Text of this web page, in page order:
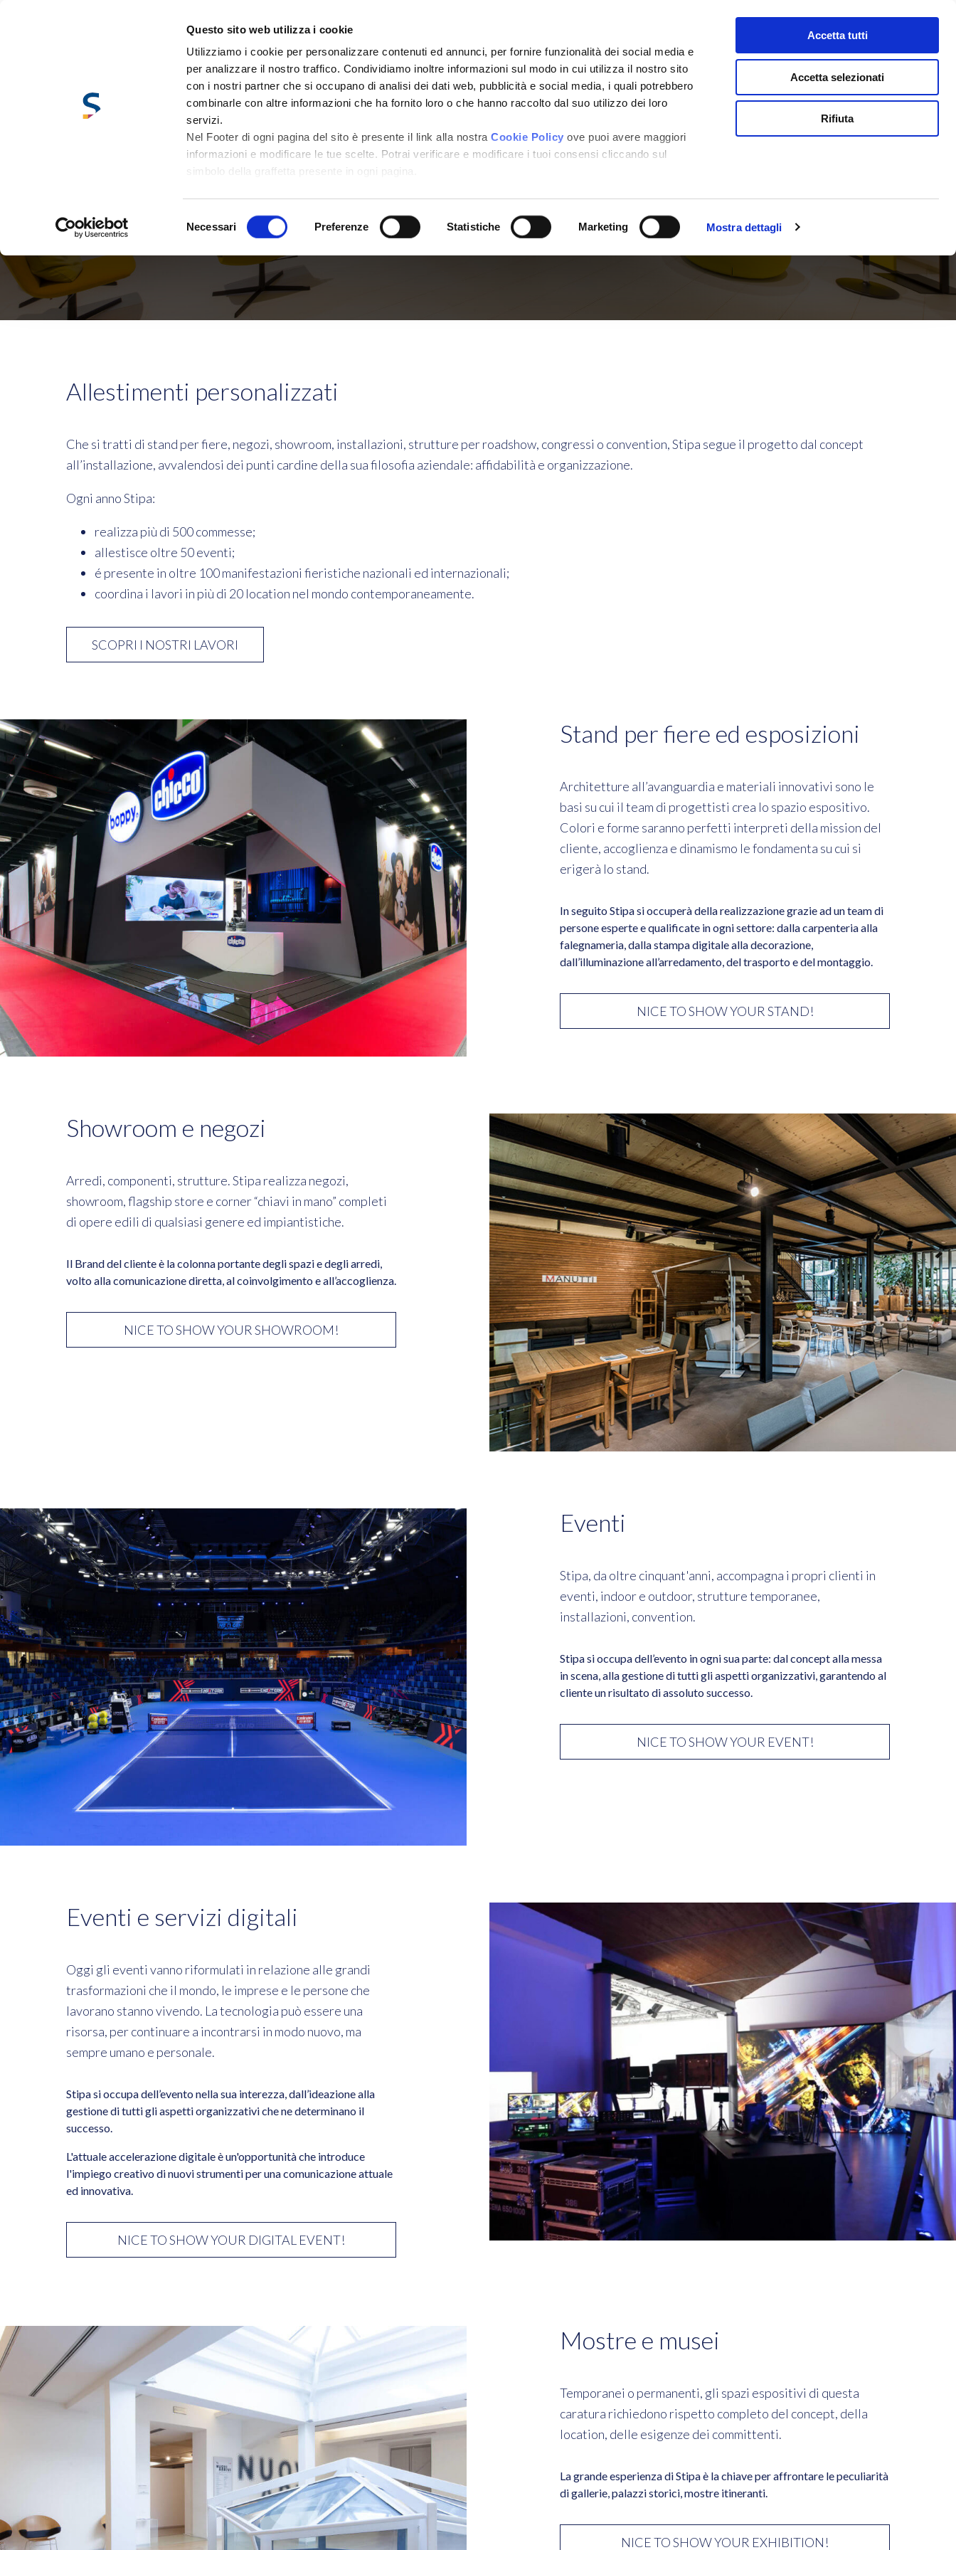
Questo sito web utilizza i cookie
Utilizziamo i cookie per personalizzare contenuti ed annunci, per fornire funzionalità dei social media e
per analizzare il nostro traffico. Condividiamo inoltre informazioni sul modo in cui utilizza il nostro sito
con i nostri partner che si occupano di analisi dei dati web, pubblicità e social media, i quali potrebbero
combinarle con altre informazioni che ha fornito loro o che hanno raccolto dal suo utilizzo dei loro
servizi.
Nel Footer di ogni pagina del sito è presente il link alla nostraCookie Policyove puoi avere maggiori
informazioni e modificare le tue scelte. Potrai verificare e modificare i tuoi consensi cliccando sul
simbolo della graffetta presente in ogni pagina.
del
Necessari Preferenze Statistiche Marketing Mostra dettagli
Accetta tutti
Accetta selezionati
Rifiuta
Portfolio
Magazine
Contattaci
Siamo felici di rappresentarli.
Allestimenti personalizzati
Che si tratti di stand per fiere, negozi, showroom, installazioni, strutture per roadshow, congressi o convention, Stipa segue il progetto dal concept
all’installazione, avvalendosi dei punti cardine della sua filosofia aziendale: affidabilità e organizzazione.
Ogni anno Stipa:
realizza più di 500 commesse;
allestisce oltre 50 eventi;
é presente in oltre 100 manifestazioni fieristiche nazionali ed internazionali;
coordina i lavori in più di 20 location nel mondo contemporaneamente.
SCOPRI I NOSTRI LAVORI
Stand per fiere ed esposizioni
Architetture all’avanguardia e materiali innovativi sono le
basi su cui il team di progettisti crea lo spazio espositivo.
Colori e forme saranno perfetti interpreti della mission del
cliente, accoglienza e dinamismo le fondamenta su cui si
erigerà lo stand.
In seguito Stipa si occuperà della realizzazione grazie ad un team di
persone esperte e qualificate in ogni settore: dalla carpenteria alla
falegnameria, dalla stampa digitale alla decorazione,
dall’illuminazione all’arredamento, del trasporto e del montaggio.
NICE TO SHOW YOUR STAND!
Showroom e negozi
Arredi, componenti, strutture. Stipa realizza negozi,
showroom, flagship store e corner “chiavi in mano” completi
di opere edili di qualsiasi genere ed impiantistiche.
Il Brand del cliente è la colonna portante degli spazi e degli arredi,
volto alla comunicazione diretta, al coinvolgimento e all’accoglienza.
NICE TO SHOW YOUR SHOWROOM!
Eventi
Stipa, da oltre cinquant'anni, accompagna i propri clienti in
eventi, indoor e outdoor, strutture temporanee,
installazioni, convention.
Stipa si occupa dell’evento in ogni sua parte: dal concept alla messa
in scena, alla gestione di tutti gli aspetti organizzativi, garantendo al
cliente un risultato di assoluto successo.
NICE TO SHOW YOUR EVENT!
Eventi e servizi digitali
Oggi gli eventi vanno riformulati in relazione alle grandi
trasformazioni che il mondo, le imprese e le persone che
lavorano stanno vivendo. La tecnologia può essere una
risorsa, per continuare a incontrarsi in modo nuovo, ma
sempre umano e personale.
Stipa si occupa dell’evento nella sua interezza, dall’ideazione alla
gestione di tutti gli aspetti organizzativi che ne determinano il
successo.
L'attuale accelerazione digitale è un'opportunità che introduce
l'impiego creativo di nuovi strumenti per una comunicazione attuale
ed innovativa.
NICE TO SHOW YOUR DIGITAL EVENT!
Mostre e musei
Temporanei o permanenti, gli spazi espositivi di questa
caratura richiedono rispetto completo del concept, della
location, delle esigenze dei committenti.
La grande esperienza di Stipa è la chiave per affrontare le peculiarità
di gallerie, palazzi storici, mostre itineranti.
NICE TO SHOW YOUR EXHIBITION!